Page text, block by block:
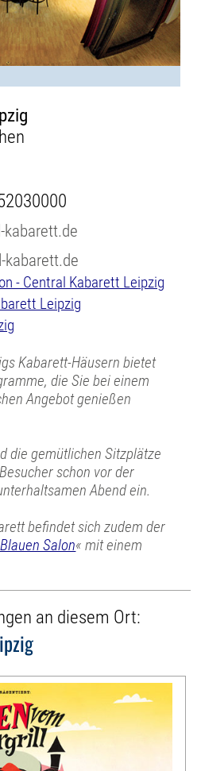
kabarett.de
- Central Kabarett Leipzig
Leipzig
Kabarett-Häusern bietet
die Sie bei einem
Angebot genießen
die gemütlichen Sitzplätze
schon vor der
Abend ein.
befindet sich zudem der
Salon« mit einem
an diesem Ort: